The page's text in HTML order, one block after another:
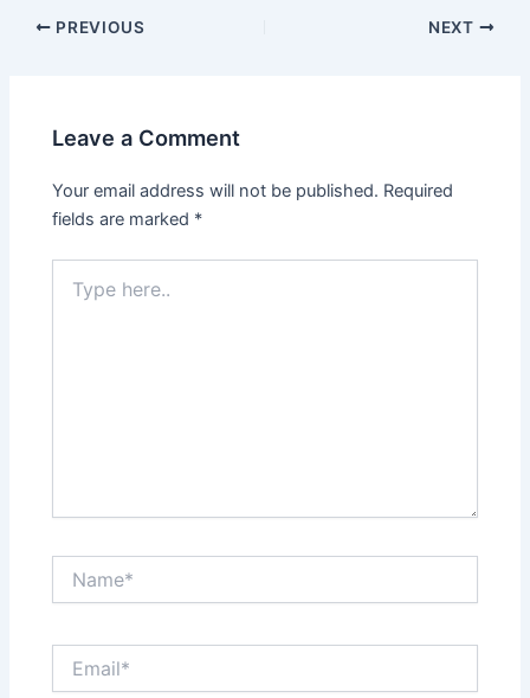
PREVIOUS NEXT
Leave a Comment
Your email address will not be published. Required
fields are marked *
here..